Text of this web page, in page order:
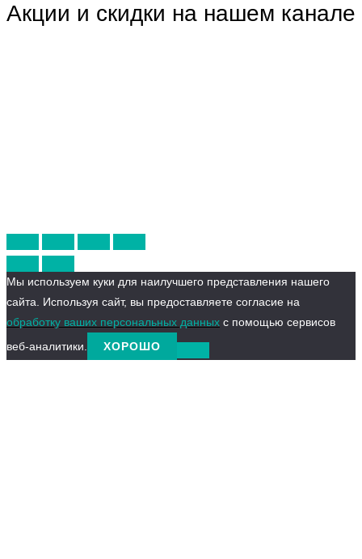
Акции и скидки на нашем канале
Мы используем куки для наилучшего представления нашего
сайта. Используя сайт, вы предоставляете согласие на
обработку ваших персональных данных с помощью сервисов
веб-аналитики.
ХОРОШО